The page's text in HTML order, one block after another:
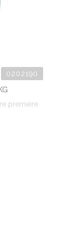
0202190
première